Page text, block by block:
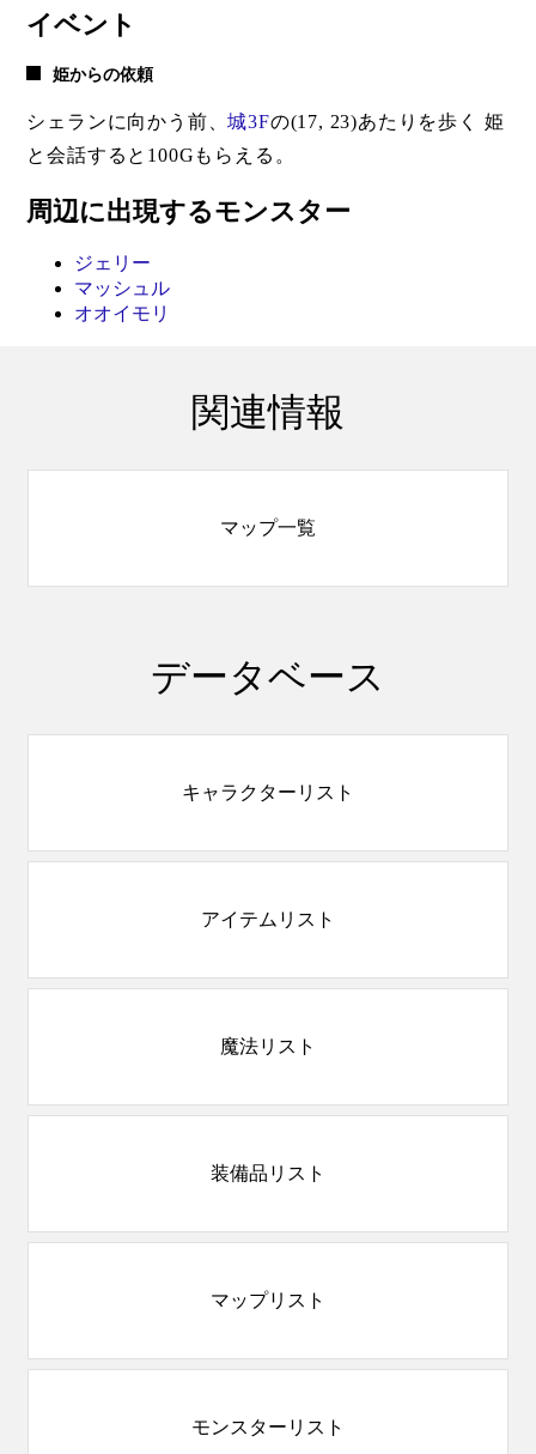
イベント
姫からの依頼
シェランに向かう前、城3Fの(17, 23)あたりを歩く 姫
と会話すると100Gもらえる。
周辺に出現するモンスター
ジェリー
マッシュル
オオイモリ
関連情報
マップ一覧
データベース
キャラクターリスト
アイテムリスト
魔法リスト
装備品リスト
マップリスト
モンスターリスト